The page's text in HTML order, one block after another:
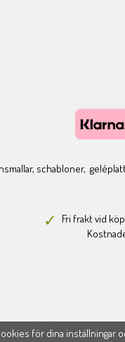
schabloner,
Fri frakt vid
för dina inställningar